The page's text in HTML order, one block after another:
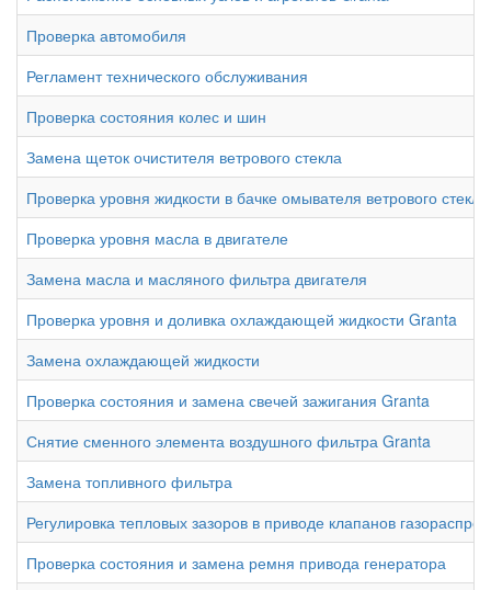
Проверка автомобиля
Регламент технического обслуживания
Проверка состояния колес и шин
Замена щеток очистителя ветрового стекла
Проверка уровня жидкости в бачке омывателя ветрового стекла
Проверка уровня масла в двигателе
Замена масла и масляного фильтра двигателя
Проверка уровня и доливка охлаждающей жидкости Granta
Замена охлаждающей жидкости
Проверка состояния и замена свечей зажигания Granta
Снятие сменного элемента воздушного фильтра Granta
Замена топливного фильтра
Регулировка тепловых зазоров в приводе клапанов
Проверка состояния и замена ремня привода генератора